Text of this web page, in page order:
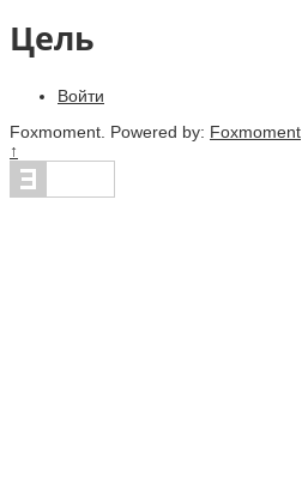
Цель
Войти
Foxmoment. Powered by: Foxmoment
↑